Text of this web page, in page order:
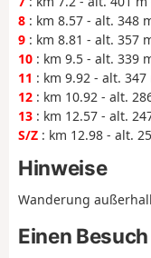
8 : km 8.57 - alt. 348
9 : km 8.81 - alt. 357
10 : km 9.5 - alt. 339
11 : km 9.92 - alt.
12 : km 10.92 - alt.
13 : km 12.57 - alt.
S/Z : km 12.98 - alt.
Hinweise
Wanderung
Einen